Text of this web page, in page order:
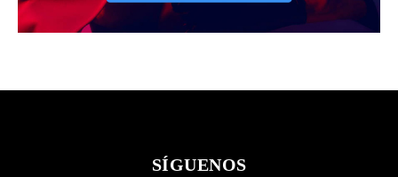
SÍGUENOS